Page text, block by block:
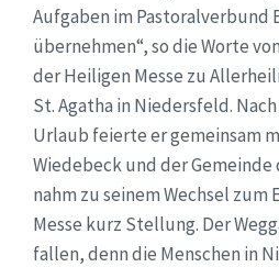
Aufgaben im Pastoralverbund
übernehmen“, so die Worte
der Heiligen Messe zu
St. Agatha in Niedersfeld.
Urlaub feierte er gemeinsam
Wiedebeck und der Gemeinde
nahm zu seinem Wechsel zum
Messe kurz Stellung. Der
fallen, denn die Menschen in